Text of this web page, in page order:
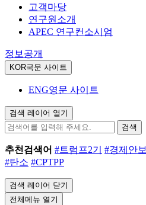
고객마당
연구원소개
APEC 연구컨소시엄
정보공개
KOR국문 사이트
ENG영문 사이트
검색 레이어 열기
검색
추천검색어 #트럼프2기 #경제안보
#탄소 #CPTPP
검색 레이어 닫기
전체메뉴 열기